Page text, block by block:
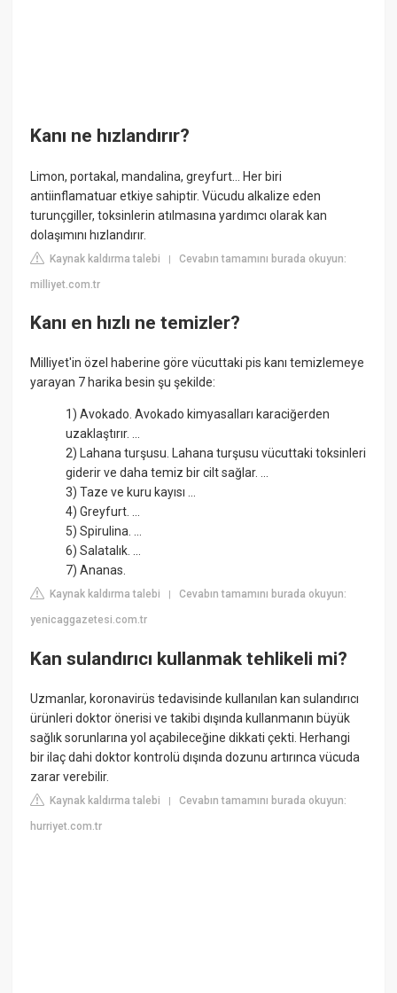
Kanı ne hızlandırır?
Limon, portakal, mandalina, greyfurt... Her biri
antiinflamatuar etkiye sahiptir. Vücudu alkalize eden
turunçgiller, toksinlerin atılmasına yardımcı olarak kan
dolaşımını hızlandırır.
Kaynak kaldırma talebi |Cevabın tamamını burada okuyun:
milliyet.com.tr
Kanı en hızlı ne temizler?
Milliyet'in özel haberine göre vücuttaki pis kanı temizlemeye
yarayan 7 harika besin şu şekilde:
1) Avokado. Avokado kimyasalları karaciğerden
uzaklaştırır. ...
2) Lahana turşusu. Lahana turşusu vücuttaki toksinleri
giderir ve daha temiz bir cilt sağlar. ...
3) Taze ve kuru kayısı ...
4) Greyfurt. ...
5) Spirulina. ...
6) Salatalık. ...
7) Ananas.
Kaynak kaldırma talebi |Cevabın tamamını burada okuyun:
yenicaggazetesi.com.tr
Kan sulandırıcı kullanmak tehlikeli mi?
Uzmanlar, koronavirüs tedavisinde kullanılan kan sulandırıcı
ürünleri doktor önerisi ve takibi dışında kullanmanın büyük
sağlık sorunlarına yol açabileceğine dikkati çekti. Herhangi
bir ilaç dahi doktor kontrolü dışında dozunu artırınca vücuda
zarar verebilir.
Kaynak kaldırma talebi |Cevabın tamamını burada okuyun:
hurriyet.com.tr